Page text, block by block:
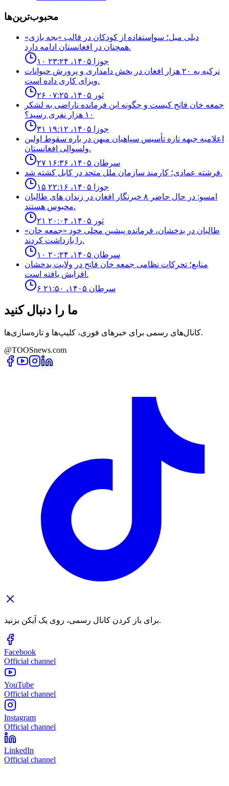
محبوب‌ترین‌ها
ديلى ميل؛ سوإستفاده از كودكان در قالب «بجه بازى»
همچنان در افغانستان ادامه دارد.
۱۰ جوزا ۱۴۰۵، ۲۳:۲۴
ترکیه به ۲۰ هزار افغان در بخش دامداری و پرورش حیوانات
ویزای کاری داده است.
۲۶ ثور ۱۴۰۵، ۰۷:۲۵
جمعه خان فاتح كيست و چگونه اين فرمانده ناراضى به لشكر
١٠ هزار نفرى رسيد؟
۳۱ جوزا ۱۴۰۵، ۱۹:۱۲
اعلاميه جبهه تازه تأسيس سپاهيان ميهن در باره سقوط اولين
ولسوالى افغانستان.
۲۷ سرطان ۱۴۰۵، ۱۶:۳۶
فرشته عمادى؛ كارمند سازمان ملل متحد در كابل كشته شد.
۱۵ جوزا ۱۴۰۵، ۲۲:۱۶
امسو: در حال حاضر ۸ خبرنگار افغان در زندان‌ های طالبان
محبوس هستند.
۲۱ ثور ۱۴۰۵، ۲۰:۰۴
طالبان در بدخشان، فرمانده پیشین محلی خود «جمعه خان»
را بازداشت کردند.
۱۰ سرطان ۱۴۰۵، ۲۰:۲۴
منابع؛ تحركات نظامى جمعه خان فاتح در ولايت بدخشان
افزايش يافته است.
۶ سرطان ۱۴۰۵، ۲۱:۵۰
ما را دنبال کنید
کانال‌های رسمی برای خبرهای فوری، کلیپ‌ها و تازه‌سازی‌ها.
@TOOSnews.com
برای باز کردن کانال رسمی، روی یک آیکن بزنید.
Facebook
Official channel
YouTube
Official channel
Instagram
Official channel
LinkedIn
Official channel